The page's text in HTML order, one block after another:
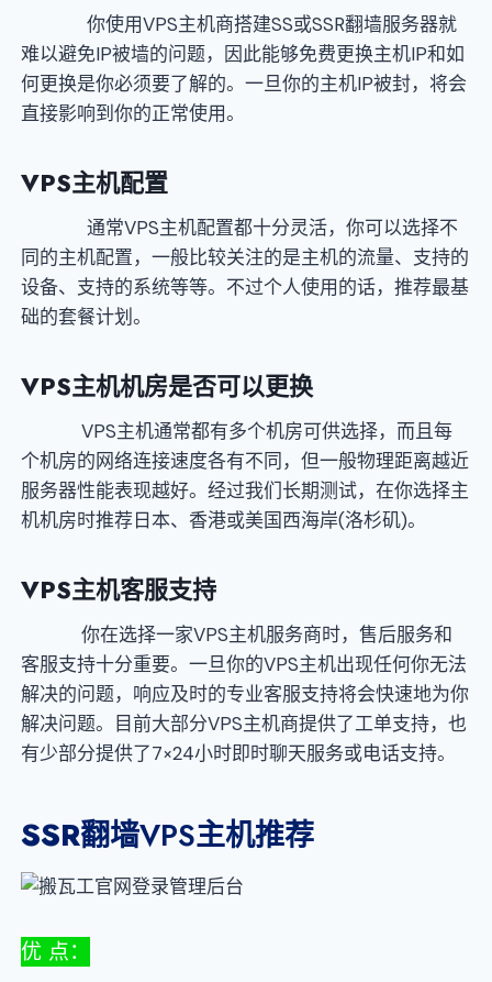
你使用VPS主机商搭建SS或SSR翻墙服务器就
难以避免IP被墙的问题，因此能够免费更换主机IP和如
何更换是你必须要了解的。一旦你的主机IP被封，将会
直接影响到你的正常使用。
VPS主机配置
通常VPS主机配置都十分灵活，你可以选择不
同的主机配置，一般比较关注的是主机的流量、支持的
设备、支持的系统等等。不过个人使用的话，推荐最基
础的套餐计划。
VPS主机机房是否可以更换
VPS主机通常都有多个机房可供选择，而且每
个机房的网络连接速度各有不同，但一般物理距离越近
服务器性能表现越好。经过我们长期测试，在你选择主
机机房时推荐日本、香港或美国西海岸(洛杉矶)。
VPS主机客服支持
你在选择一家VPS主机服务商时，售后服务和
客服支持十分重要。一旦你的VPS主机出现任何你无法
解决的问题，响应及时的专业客服支持将会快速地为你
解决问题。目前大部分VPS主机商提供了工单支持，也
有少部分提供了7×24小时即时聊天服务或电话支持。
SSR翻墙VPS主机推荐
优 点：